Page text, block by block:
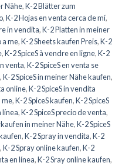
Nähe,K-2 Blätter zum
,K-2 Hojas en venta cerca de mí,
in vendita,K-2 Platten in meiner
a me,K-2 Sheets kaufen Preis,K-2
,K-2 SpiceS à vendre en ligne,K-2
venta,K-2 SpiceS en venta se
,K-2 SpiceS in meiner Nähe kaufen,
online,K-2 SpiceS in vendita
me,K-2 SpiceS kaufen,K-2 SpiceS
línea,K-2 SpiceS precio de venta,
in meiner Nähe,K-2 SpiceS
,K-2 Spray in vendita,K-2
,K-2 Spray online kaufen,K-2
en línea,K-2 Sray online kaufen,